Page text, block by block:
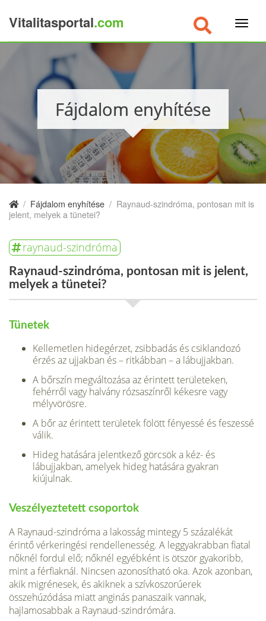
Vitalitasportal.com
Fájdalom enyhítése
/ Fájdalom enyhítése / Raynaud-szindróma, pontosan mit is
jelent, melyek a tünetei?
raynaud-szindróma
Raynaud-szindróma, pontosan mit is jelent,
melyek a tünetei?
Tünetek
Kellemetlen hidegérzet, zsibbadás és csiklandozó
érzés az ujjakban és – ritkábban – a lábujjakban.
A bőrszín megváltozása az érintett területeken,
fehérről vagy halvány rózsaszínről kékesre vagy
mélyvörösre.
A bőr az érintett területek fölött fényessé és feszessé
válik.
Hideg hatására jelentkező görcsök a kéz- és
lábujjakban, amelyek hideg hatására gyakran
kiújulnak.
Veszélyeztetett csoportok
A Raynaud-szindróma a lakosság mintegy 5 százalékát
érintő vérkeringési rendellenesség. A leggyakrabban fiatal
nőknél fordul elő; nőknél egyébként is ötször gyakoribb,
mint a férfiaknál. Nincsen azonosítható oka. Azok azonban,
akik migrénesek, és akiknek a szívkoszorúerek
összehúzódása miatt anginás panaszaik vannak,
hajlamosabbak a Raynaud-szindrómára.
×